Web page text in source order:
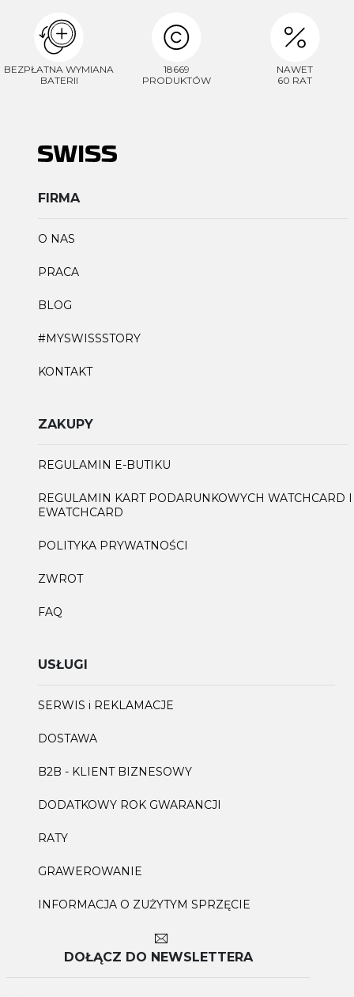
BEZPŁATNA WYMIANA
BATERII
18669
PRODUKTÓW
NAWET
60 RAT
FIRMA
O NAS
PRACA
BLOG
#MYSWISSSTORY
KONTAKT
ZAKUPY
REGULAMIN E-BUTIKU
REGULAMIN KART PODARUNKOWYCH WATCHCARD I
EWATCHCARD
POLITYKA PRYWATNOŚCI
ZWROT
FAQ
USŁUGI
SERWIS i REKLAMACJE
DOSTAWA
B2B - KLIENT BIZNESOWY
DODATKOWY ROK GWARANCJI
RATY
GRAWEROWANIE
INFORMACJA O ZUŻYTYM SPRZĘCIE
DOŁĄCZ DO NEWSLETTERA